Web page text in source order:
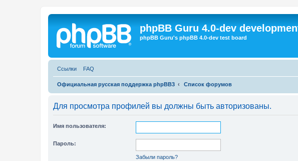
phpBB Guru 4.0-dev
phpBB Guru's phpBB 4.0-dev test board
Ссылки FAQ
Официальная русская поддержка phpBB3 Список форумов
Для просмотра профилей вы должны быть авторизованы.
Имя пользователя:
Пароль:
Забыли пароль?